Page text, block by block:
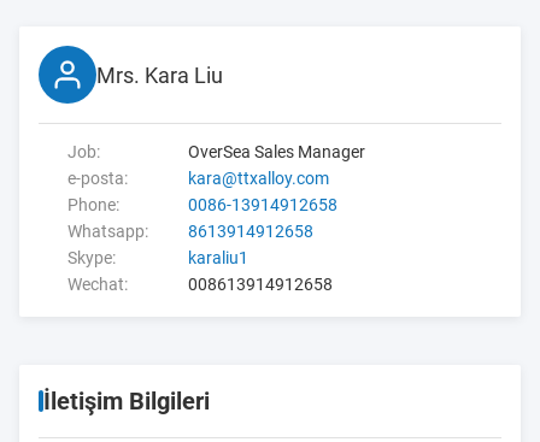
Mrs. Kara Liu
Job:
OverSea Sales Manager
e-posta:
kara@ttxalloy.com
Phone:
0086-13914912658
Whatsapp:
8613914912658
Skype:
karaliu1
Wechat:
008613914912658
İletişim Bilgileri